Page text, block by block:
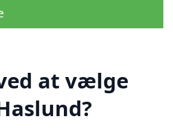
at vælge